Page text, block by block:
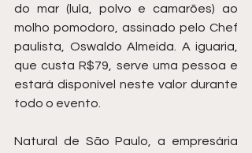
do mar (lula, polvo e camarões) ao
molho pomodoro, assinado pelo Chef
paulista, Oswaldo Almeida. A iguaria,
que custa R$79, serve uma pessoa e
estará disponível neste valor durante
todo o evento.
Natural de São Paulo, a empresária